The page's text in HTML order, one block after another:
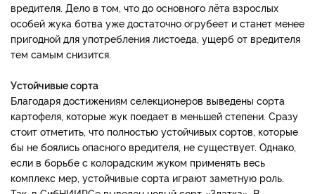
вредителя. Дело в том, что до основного лёта взрослых
особей жука ботва уже достаточно огрубеет и станет менее
пригодной для употребления листоеда, ущерб от вредителя
тем самым снизится.
Устойчивые сорта
Благодаря достижениям селекционеров выведены сорта
картофеля, которые жук поедает в меньшей степени. Сразу
стоит отметить, что полностью устойчивых сортов, которые
бы не боялись опасного вредителя, не существует. Однако,
если в борьбе с колорадским жуком применять весь
комплекс мер, устойчивые сорта играют заметную роль.